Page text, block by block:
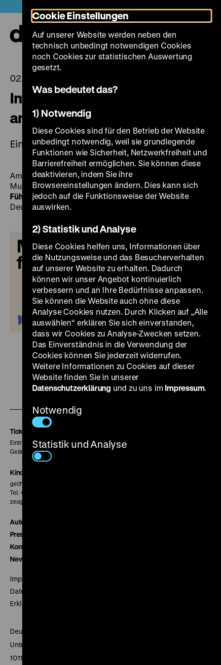
zum
Seiteninhalt
springen
02.05.2022
Internationaler Museumstag
am 15. Mai
Eintritt frei
Am 15. Mai 2022 ist wieder der Internationale
Museumstag. Bei freiem Eintritt und mitkostenlosen
Führungenkönnen die laufenden Ausstellungen im
Deutschen Historischen Museum entdeckt werden.
Zu
Instagram
Zu
Zu
Tickets
Eintritt 5 €
Geänderte Preise sind im Programm vermerkt.
Kinokasse
geöffnet 30 Minuten vor Beginn der ersten Vorstellung
Tel. + 49 30 20304-770
zeughauskino@dhm.de
Autor*innen
Presse
Kontakt
Newsletter
Impressum
Datenschutz
Erklärung digitale Barrierefreiheit
Deutsches Historisches Museum
Unter den Linden 2
10117 Berlin
Cookie Einstellungen
Auf unserer Website werden neben den
technisch unbedingt notwendigen Cookies
noch Cookies zur statistischen Auswertung
gesetzt.
Was bedeutet das?
1) Notwendig
Diese Cookies sind für den Betrieb der Website
unbedingt notwendig, weil sie grundlegende
Funktionen wie Sicherheit, Netzwerkfreiheit und
Barrierefreiheit ermöglichen. Sie können diese
deaktivieren, indem Sie ihre
Browsereinstellungen ändern. Dies kann sich
jedoch auf die Funktionsweise der Website
auswirken.
2) Statistik und Analyse
Diese Cookies helfen uns, Informationen über
die Nutzungsweise und das Besucherverhalten
auf unserer Website zu erhalten. Dadurch
können wir unser Angebot kontinuierlich
verbessern und an Ihre Bedürfnisse anpassen.
Sie können die Website auch ohne diese
Analyse Cookies nutzen. Durch Klicken auf „Alle
auswählen“ erklären Sie sich einverstanden,
dass wir Cookies zu Analyse-Zwecken setzen.
Das Einverständnis in die Verwendung der
Cookies können Sie jederzeit widerrufen.
Weitere Informationen zu Cookies auf dieser
Website finden Sie in unserer
Datenschutzerklärung und zu uns im Impressum.
Notwendig
Statistik und Analyse